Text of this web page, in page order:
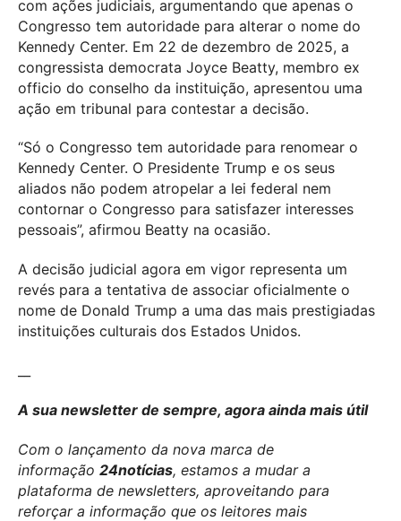
com ações judiciais, argumentando que apenas o
Congresso tem autoridade para alterar o nome do
Kennedy Center. Em 22 de dezembro de 2025, a
congressista democrata Joyce Beatty, membro ex
officio do conselho da instituição, apresentou uma
ação em tribunal para contestar a decisão.
“Só o Congresso tem autoridade para renomear o
Kennedy Center. O Presidente Trump e os seus
aliados não podem atropelar a lei federal nem
contornar o Congresso para satisfazer interesses
pessoais”, afirmou Beatty na ocasião.
A decisão judicial agora em vigor representa um
revés para a tentativa de associar oficialmente o
nome de Donald Trump a uma das mais prestigiadas
instituições culturais dos Estados Unidos.
A sua newsletter de sempre, agora ainda mais útil
Com o lançamento da nova marca de
informação 24notícias, estamos a mudar a
plataforma de newsletters, aproveitando para
reforçar a informação que os leitores mais